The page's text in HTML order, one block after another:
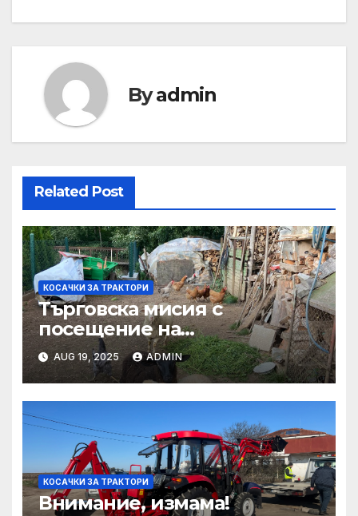
Byadmin
Related Post
КОСАЧКИ ЗА ТРАКТОРИ
Търговска мисия с
посещение на
Mеждународния търговски
панаир CosmeticBusiness
2025
AUG 19, 2025 ADMIN
КОСАЧКИ ЗА ТРАКТОРИ
Внимание, измама!